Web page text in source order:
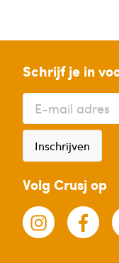
Schrijf je in
Inschrijven
Volg Crusj op